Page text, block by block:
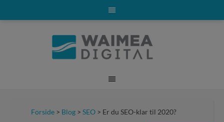
Forside > Blog >SEO > Er du SEO-klar til 2020?